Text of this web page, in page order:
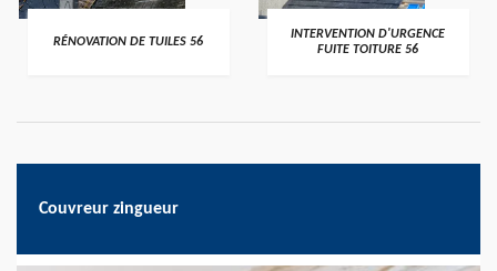
>
RÉNOVATION DE TUILES 56 >
INTERVENTION D'URGENCE
FUITE TOITURE 56
Couvreur zingueur